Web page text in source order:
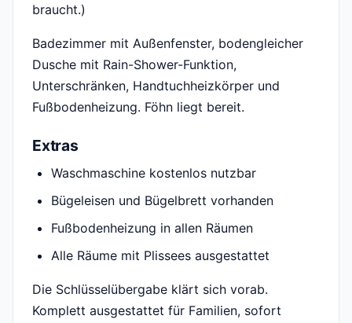
braucht.)
Badezimmer mit Außenfenster, bodengleicher
Dusche mit Rain-Shower-Funktion,
Unterschränken, Handtuchheizkörper und
Fußbodenheizung. Föhn liegt bereit.
Extras
Waschmaschine kostenlos nutzbar
Bügeleisen und Bügelbrett vorhanden
Fußbodenheizung in allen Räumen
Alle Räume mit Plissees ausgestattet
Die Schlüsselübergabe klärt sich vorab.
Komplett ausgestattet für Familien, sofort